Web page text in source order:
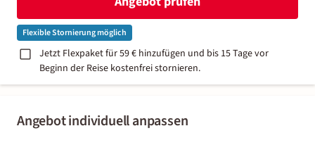
Angebot individuell anpassen
Flexible Stornierung möglich
Jetzt Flexpaket für 59 € hinzufügen und bis 15 Tage vor
Beginn der Reise kostenfrei stornieren.